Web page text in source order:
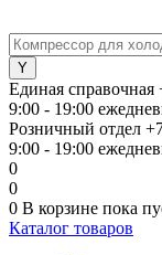
Единая справочная
9:00 - 19:00
Розничный отдел
9:00 - 19:00
0
0
0 В корзине пока
Каталог товаров